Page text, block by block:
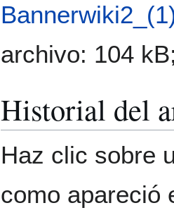
archivo: 104
Historial del
Haz clic sobre
como apareció